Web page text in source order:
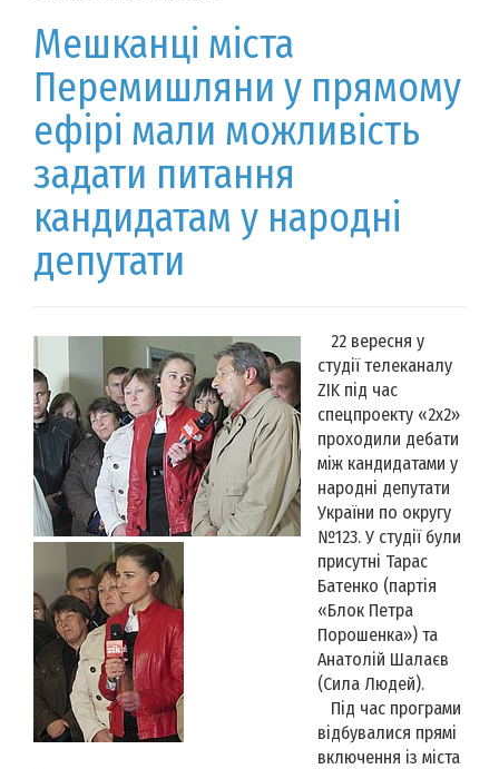
Мешканці міста
Перемишляни у прямому
ефірі мали можливість
задати питання
кандидатам у народні
депутати
22 вересня у
студії телеканалу
ZIK під час
спецпроекту «2х2»
проходили дебати
між кандидатами у
народні депутати
України по округу
№123. У студії були
присутні Тарас
Батенко (партія
«Блок Петра
Порошенка») та
Анатолій Шалаєв
(Сила Людей).
Під час програми
відбувалися прямі
включення із міста